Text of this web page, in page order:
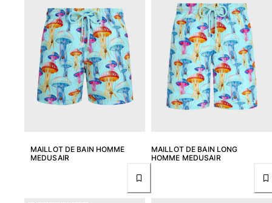
MAILLOT DE BAIN HOMME
MEDUSAIR
MAILLOT DE BAIN LONG
HOMME MEDUSAIR